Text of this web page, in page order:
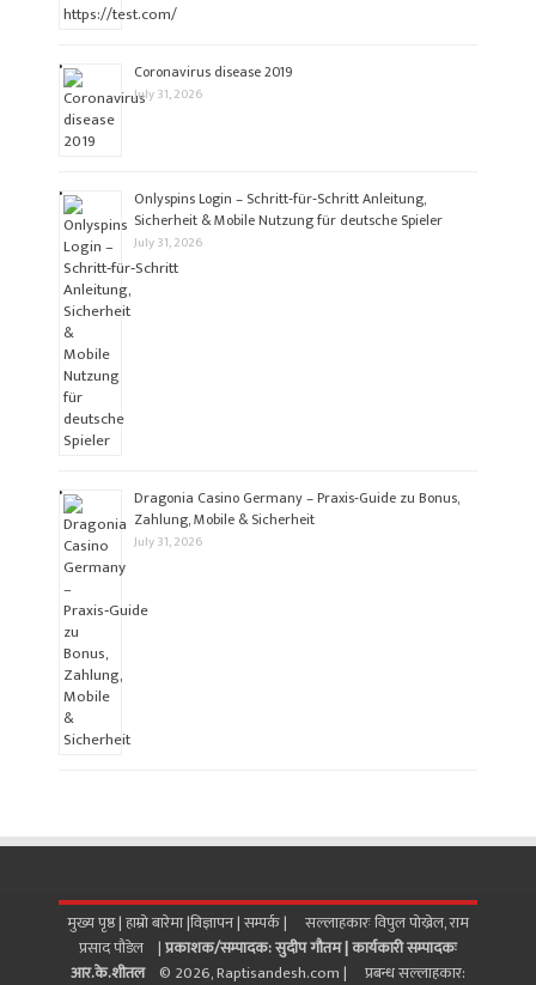
Coronavirus disease 2019
July 31, 2026
Onlyspins Login – Schritt‑für‑Schritt Anleitung,
Sicherheit & Mobile Nutzung für deutsche Spieler
July 31, 2026
Dragonia Casino Germany – Praxis‑Guide zu Bonus,
Zahlung, Mobile & Sicherheit
July 31, 2026
मुख्य पृष्ठ |हाम्रो बारेमा|विज्ञापन|सम्पर्क| सल्लाहकारः विपुल पोख्रेल, राम
प्रसाद पाैडेल |प्रकाशक/सम्पादक: सुदीप गौतम |कार्यकारी सम्पादकः
आर.के.शीतल © 2026, Raptisandesh.com | प्रबन्ध सल्लाहकार: